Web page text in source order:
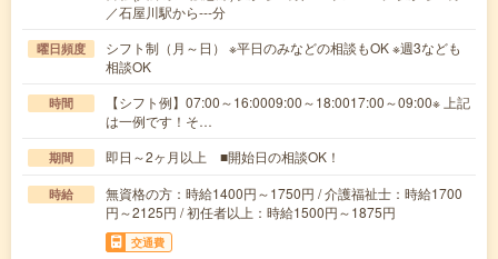
／石屋川駅から---分
曜日頻度
シフト制（月～日） ※平日のみなどの相談もOK ※週3なども
相談OK
時間
【シフト例】07:00～16:0009:00～18:0017:00～09:00※ 上記
は一例です！そ…
期間 即日～2ヶ月以上 ■開始日の相談OK！
時給
無資格の方：時給1400円～1750円 / 介護福祉士：時給1700
円～2125円 / 初任者以上：時給1500円～1875円
交通費